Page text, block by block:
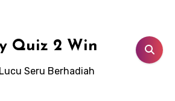
Quiz 2 Win
Seru Berhadiah